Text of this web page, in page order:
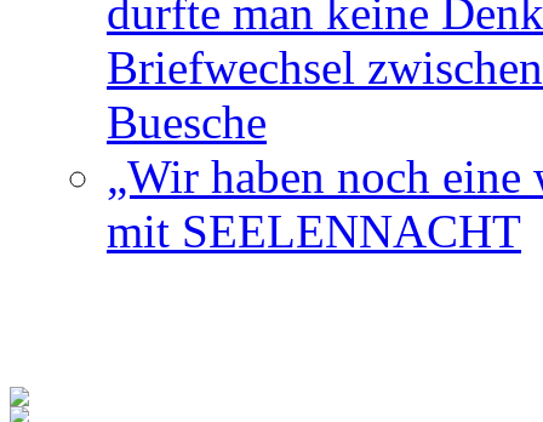
durfte man keine
Briefwechsel
Buesche
„Wir haben noch
mit SEELENNACHT